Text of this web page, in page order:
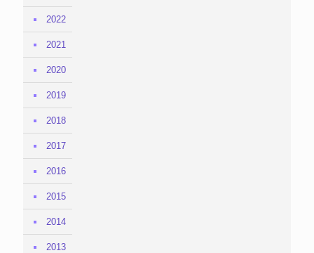
2022
2021
2020
2019
2018
2017
2016
2015
2014
2013